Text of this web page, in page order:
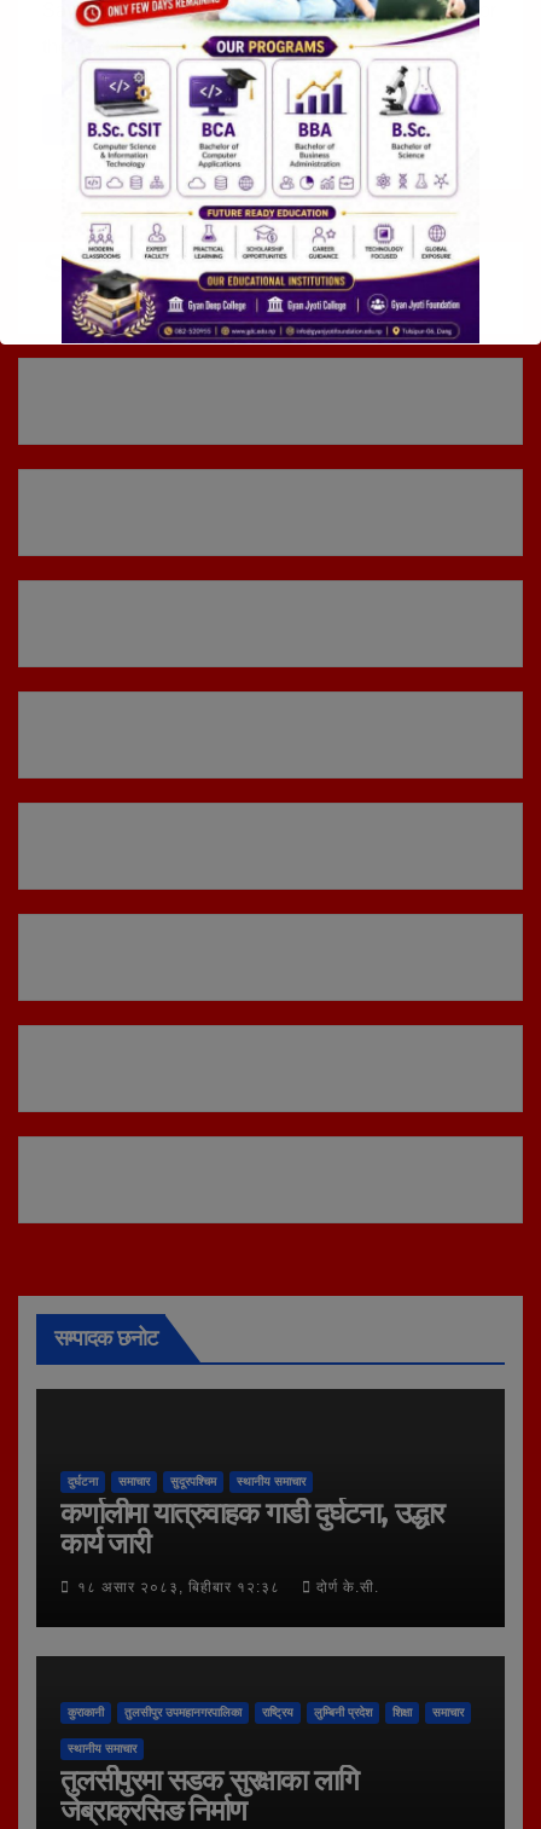
Save my name, email, and website in this browser for
the next time I comment.
Sidebar Widget Area
सम्पादक छनोट
दुर्घटना समाचार सुदूरपश्चिम स्थानीय समाचार
कर्णालीमा यात्रुवाहक गाडी दुर्घटना, उद्धार
कार्य जारी
१८ असार २०८३, बिहीबार १२:३८ दोर्ण के.सी.
कुराकानी तुलसीपुर उपमहानगरपालिका राष्ट्रिय लुम्बिनी प्रदेश शिक्षा समाचार
स्थानीय समाचार
तुलसीपुरमा सडक सुरक्षाका लागि
जेब्राक्रसिङ निर्माण